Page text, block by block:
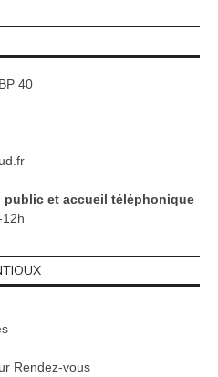
40
public et accueil téléphonique
Rendez-vous